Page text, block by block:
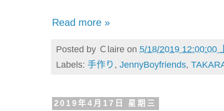
Read more »
Posted by Ｃlaire on 5/18/2019 12:00:00
Labels: 手作り , JennyBoyfriends,
2019年4月17日 星期三